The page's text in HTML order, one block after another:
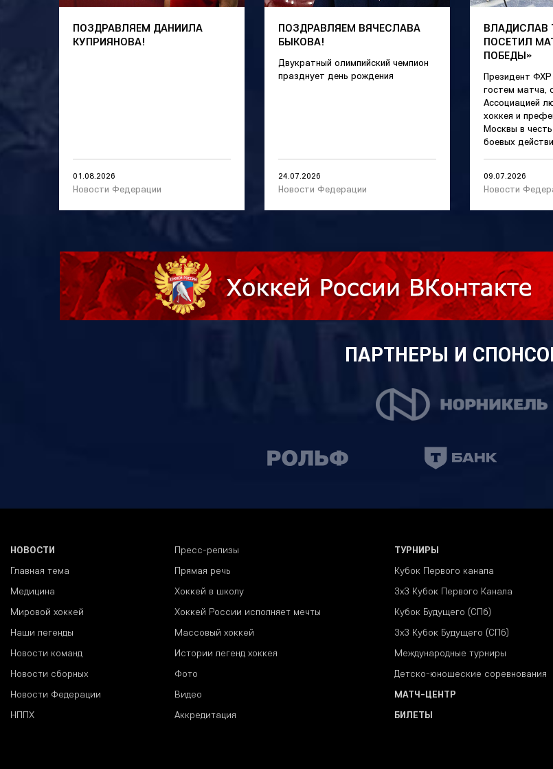
ПОЗДРАВЛЯЕМ ДАНИИЛА
КУПРИЯНОВА!
01.08.2026
Новости Федерации
ПОЗДРАВЛЯЕМ ВЯЧЕСЛАВА
БЫКОВА!
Двукратный олимпийский чемпион
празднует день рождения
24.07.2026
Новости Федерации
ВЛАДИСЛАВ
ПОСЕТИЛ
ПОБЕДЫ»
Президент
гостем матча,
Ассоциацией
хоккея и
Москвы в
боевых
09.07.2026
Новости
ПАРТНЕРЫ И
НОВОСТИ
Главная тема
Медицина
Мировой хоккей
Наши легенды
Новости команд
Новости сборных
Новости Федерации
НППХ
Пресс-релизы
Прямая речь
Хоккей в школу
Хоккей России исполняет мечты
Массовый хоккей
Истории легенд хоккея
Фото
Видео
Аккредитация
ТУРНИРЫ
Кубок Первого канала
3x3 Кубок Первого Канала
Кубок Будущего (СПб)
3х3 Кубок Будущего (СПб)
Международные турниры
Детско-юношеские соревнования
МАТЧ-ЦЕНТР
БИЛЕТЫ